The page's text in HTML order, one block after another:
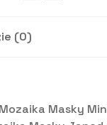
(0)
Masky